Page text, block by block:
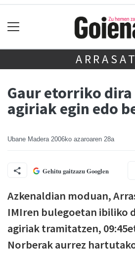
Gaur etorriko
agiriak egin edo
Ubane Madera 2006ko azaroaren 28a
Gehitu gaitzazu Googlen
Azkenaldian moduan,
IMIren bulegoetan ibiliko
agiriak tramitatzen,
Norberak aurrez